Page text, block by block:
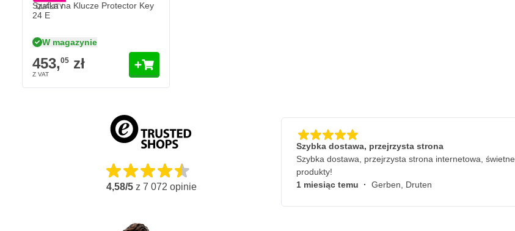
Szafka na Klucze Protector Key
24 E
W magazynie
453,05 zł
4,58/5 z 7 072 opinie
Szybka dostawa, przejrzysta strona
Szybka dostawa, przejrzysta strona internetowa, świetne
produkty!
1 miesiąc temu · Gerben, Druten